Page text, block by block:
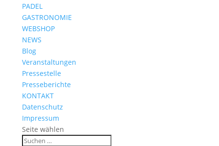
PADEL
GASTRONOMIE
WEBSHOP
NEWS
Blog
Veranstaltungen
Pressestelle
Presseberichte
KONTAKT
Datenschutz
Impressum
Seite wählen